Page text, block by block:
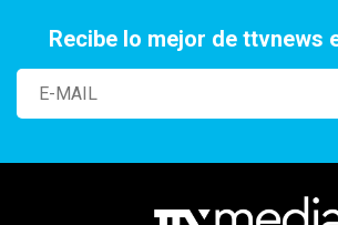
Recibe lo mejor de ttvnews